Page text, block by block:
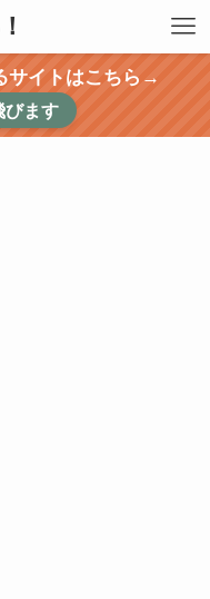
サイトはこちら→
びます